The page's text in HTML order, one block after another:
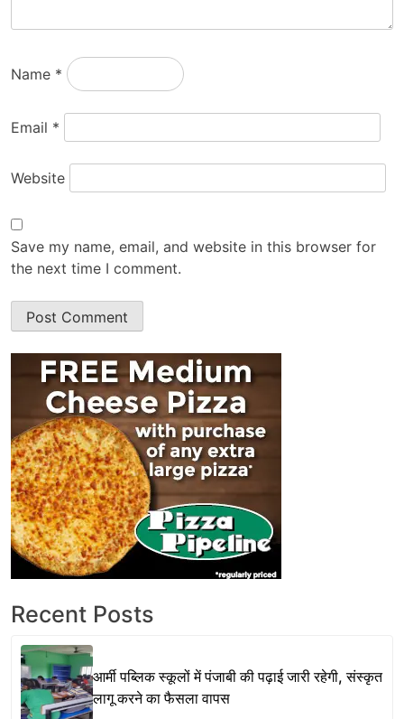
Name *
Email *
Website
Save my name, email, and website in this browser for
the next time I comment.
Recent Posts
आर्मी पब्लिक स्कूलों में पंजाबी की पढ़ाई जारी रहेगी, संस्कृत
लागू करने का फैसला वापस